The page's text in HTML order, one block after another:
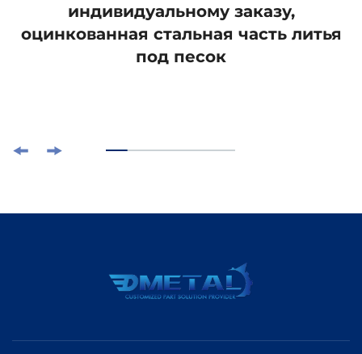
индивидуальному заказу,
оцинкованная стальная часть литья
под песок